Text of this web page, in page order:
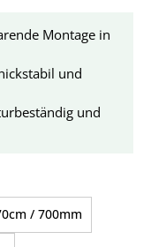
Montage in
und
und
/ 700mm